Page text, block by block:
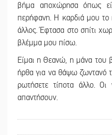
βήμα αποχώρησα όπως
περήφανη. Η καρδιά μου το
άλλος. Έφτασα στο σπίτι
βλέμμα μου πίσω.
Είμαι η Θεανώ, η μάνα του
ήρθα για να θάψω ζωντανό
ρωτήσετε τίποτα άλλο.
απαντήσουν.